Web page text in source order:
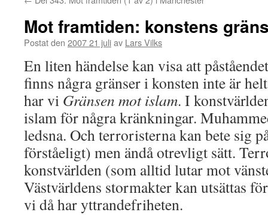
Mot framtiden: konstens
Postat den 2007 21 juliav Lars Vilks
En liten händelse kan visa att
finns några gränser i konsten inte är
har vi Gränsen mot islam. I
islam för några kränkningar.
ledsna. Och terroristerna kan bete sig
förståeligt) men ändå otrevligt sätt.
konstvärlden (som alltid lutar mot
Västvärldens stormakter kan utsättas
vi då har yttrandefriheten.